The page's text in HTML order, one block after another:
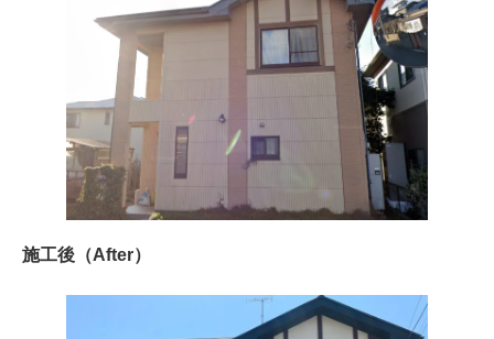
施工後（After）